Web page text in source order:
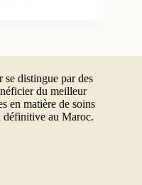
distingue par des
du meilleur
en matière de soins
définitive au Maroc.